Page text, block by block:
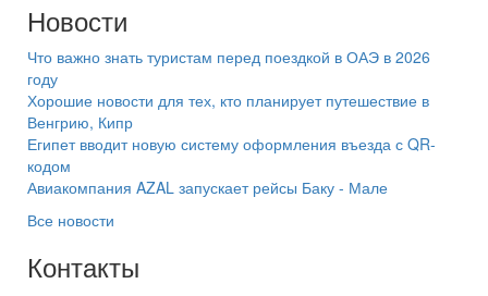
Новости
Что важно знать туристам перед поездкой в ОАЭ в 2026
году
Хорошие новости для тех, кто планирует путешествие в
Венгрию, Кипр
Египет вводит новую систему оформления въезда с QR-
кодом
Авиакомпания AZAL запускает рейсы Баку - Мале
Все новости
Контакты